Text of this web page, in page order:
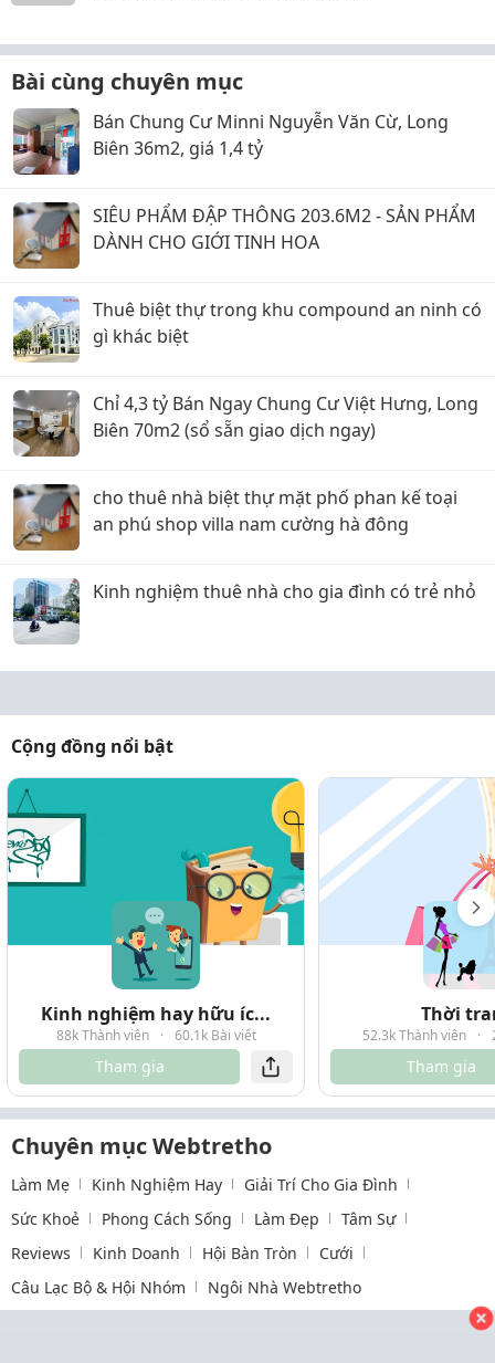
Bài cùng chuyên mục
Bán Chung Cư Minni Nguyễn Văn Cừ, Long
Biên 36m2, giá 1,4 tỷ
SIÊU PHẨM ĐẬP THÔNG 203.6M2 - SẢN PHẨM
DÀNH CHO GIỚI TINH HOA
Thuê biệt thự trong khu compound an ninh có
gì khác biệt
Chỉ 4,3 tỷ Bán Ngay Chung Cư Việt Hưng, Long
Biên 70m2 (sổ sẵn giao dịch ngay)
cho thuê nhà biệt thự mặt phố phan kế toại
an phú shop villa nam cường hà đông
Kinh nghiệm thuê nhà cho gia đình có trẻ nhỏ
Cộng đồng nổi bật
Kinh nghiệm hay hữu íc...
88k Thành viên · 60.1k Bài viết
Tham gia
Thời
52.3k Thành viên ·
Tham gia
Chuyên mục Webtretho
Làm Mẹ Kinh Nghiệm Hay
Giải Trí Cho Gia Đình
Sức Khoẻ
Phong Cách Sống Làm Đẹp
Tâm Sự
Reviews
Kinh Doanh Hội Bàn Tròn
Cưới
Câu Lạc Bộ & Hội Nhóm
Ngôi Nhà Webtretho